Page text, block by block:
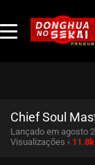
Chief Soul
Lançado em agosto
Visualizações › 11.8k